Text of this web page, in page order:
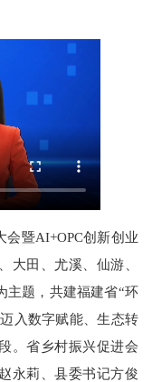
暨AI+OPC创新创业
大田、尤溪、仙游、
主题，共建福建省“环
入数字赋能、生态转
。省乡村振兴促进会
永莉、县委书记方俊